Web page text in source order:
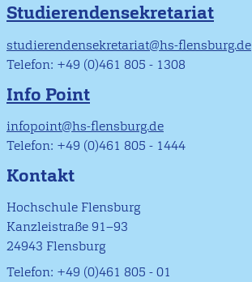
Studierendensekretariat
studierendensekretariat@hs-flensburg.de
Telefon: +49 (0)461 805 - 1308
Info Point
infopoint@hs-flensburg.de
Telefon: +49 (0)461 805 - 1444
Kontakt
Hochschule Flensburg
Kanzleistraße 91–93
24943 Flensburg
Telefon: +49 (0)461 805 - 01